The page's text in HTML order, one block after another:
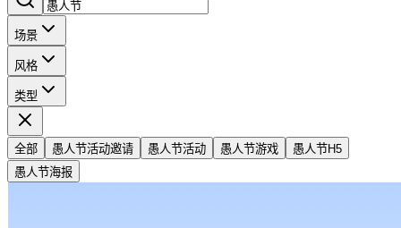
场景
风格
类型
全部 愚人节活动邀请 愚人节活动 愚人节游戏
愚人节H5
愚人节海报